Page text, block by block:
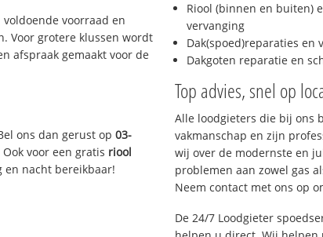
voorraad en
Voor grotere klussen wordt
afspraak gemaakt voor de
ons dan gerust op03-
voor een gratis riool
en nacht bereikbaar!
Riool (binnen en buiten)
vervanging
Dak(spoed)reparaties en
Dakgoten reparatie en
Top advies, snel op
Alle loodgieters die bij ons
vakmanschap en zijn
wij over de modernste en
problemen aan zowel gas
Neem contact met ons op
De 24/7 Loodgieter